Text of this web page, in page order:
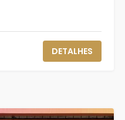
DETALHES